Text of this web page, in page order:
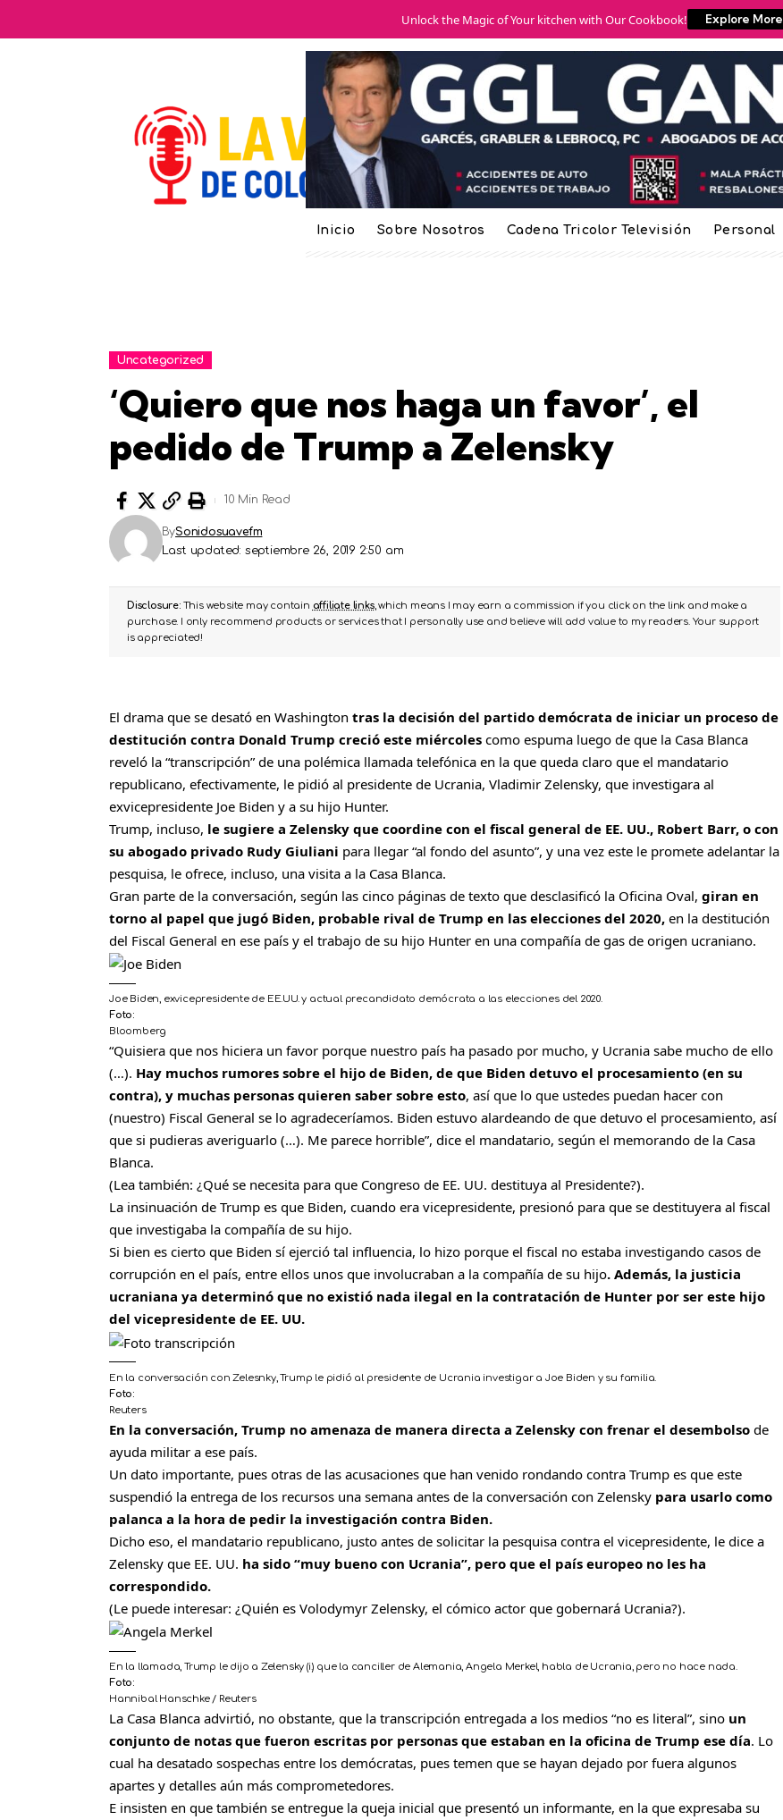
Unlock the Magic of Your kitchen with Our Cookbook! Explore More
Inicio Sobre Nosotros Cadena Tricolor Televisión Personal
Uncategorized
‘Quiero que nos haga un favor’, el
pedido de Trump a Zelensky
Last updated: septiembre 26, 2019 2:50 am
BySonidosuavefm
10 Min Read
Disclosure:This website may contain affiliate links, which means I may earn a commission if you click on the link and make a
purchase. I only recommend products or services that I personally use and believe will add value to my readers. Your support
is appreciated!
El drama que se desató en Washington tras la decisión del partido demócrata de iniciar un proceso de
destitución contra Donald Trump creció este miércoles como espuma luego de que la Casa Blanca
reveló la “transcripción” de una polémica llamada telefónica en la que queda claro que el mandatario
republicano, efectivamente, le pidió al presidente de Ucrania, Vladimir Zelensky, que investigara al
exvicepresidente Joe Biden y a su hijo Hunter.
Trump, incluso, le sugiere a Zelensky que coordine con el fiscal general de EE. UU., Robert Barr, o con
su abogado privado Rudy Giuliani para llegar “al fondo del asunto”, y una vez este le promete adelantar la
pesquisa, le ofrece, incluso, una visita a la Casa Blanca.
Gran parte de la conversación, según las cinco páginas de texto que desclasificó la Oficina Oval, giran en
torno al papel que jugó Biden, probable rival de Trump en las elecciones del 2020, en la destitución
del Fiscal General en ese país y el trabajo de su hijo Hunter en una compañía de gas de origen ucraniano.
Joe Biden, exvicepresidente de EE.UU. y actual precandidato demócrata a las elecciones del 2020.
Foto:
Bloomberg
“Quisiera que nos hiciera un favor porque nuestro país ha pasado por mucho, y Ucrania sabe mucho de ello
(…). Hay muchos rumores sobre el hijo de Biden, de que Biden detuvo el procesamiento (en su
contra), y muchas personas quieren saber sobre esto, así que lo que ustedes puedan hacer con
(nuestro) Fiscal General se lo agradeceríamos. Biden estuvo alardeando de que detuvo el procesamiento, así
que si pudieras averiguarlo (…). Me parece horrible”, dice el mandatario, según el memorando de la Casa
Blanca.
(Lea también: ¿Qué se necesita para que Congreso de EE. UU. destituya al Presidente?).
La insinuación de Trump es que Biden, cuando era vicepresidente, presionó para que se destituyera al fiscal
que investigaba la compañía de su hijo.
Si bien es cierto que Biden sí ejerció tal influencia, lo hizo porque el fiscal no estaba investigando casos de
corrupción en el país, entre ellos unos que involucraban a la compañía de su hijo. Además, la justicia
ucraniana ya determinó que no existió nada ilegal en la contratación de Hunter por ser este hijo
del vicepresidente de EE. UU.
En la conversación con Zelesnky, Trump le pidió al presidente de Ucrania investigar a Joe Biden y su familia.
Foto:
Reuters
En la conversación, Trump no amenaza de manera directa a Zelensky con frenar el desembolso de
ayuda militar a ese país.
Un dato importante, pues otras de las acusaciones que han venido rondando contra Trump es que este
suspendió la entrega de los recursos una semana antes de la conversación con Zelensky para usarlo como
palanca a la hora de pedir la investigación contra Biden.
Dicho eso, el mandatario republicano, justo antes de solicitar la pesquisa contra el vicepresidente, le dice a
Zelensky que EE. UU. ha sido “muy bueno con Ucrania”, pero que el país europeo no les ha
correspondido.
(Le puede interesar: ¿Quién es Volodymyr Zelensky, el cómico actor que gobernará Ucrania?).
En la llamada, Trump le dijo a Zelensky (i.) que la canciller de Alemania, Angela Merkel, habla de Ucrania, pero no hace nada.
Foto:
Hannibal Hanschke / Reuters
La Casa Blanca advirtió, no obstante, que la transcripción entregada a los medios “no es literal”, sino un
conjunto de notas que fueron escritas por personas que estaban en la oficina de Trump ese día. Lo
cual ha desatado sospechas entre los demócratas, pues temen que se hayan dejado por fuera algunos
apartes y detalles aún más comprometedores.
E insisten en que también se entregue la queja inicial que presentó un informante, en la que expresaba su